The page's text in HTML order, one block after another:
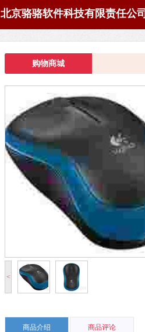
北京骆骆软件科技有限责任公司
购物商城
<
商品介绍 商品评论